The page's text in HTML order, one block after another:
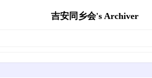
吉安同乡会's Archiver